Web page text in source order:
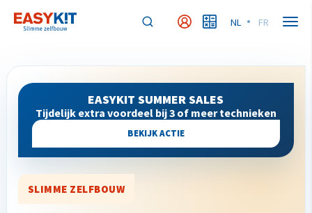
MyEasykitMyBudget
NL FR
EASYKIT SUMMER SALES
Tijdelijk extra voordeel bij 3 of meer technieken
BEKIJK ACTIE
SLIMME ZELFBOUW